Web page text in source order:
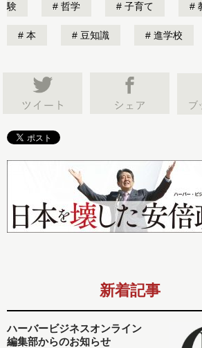
験 哲学 子育て
本 豆知識 進学校
ブ
新着記事
ハーバービジネスオンライン
編集部からのお知らせ